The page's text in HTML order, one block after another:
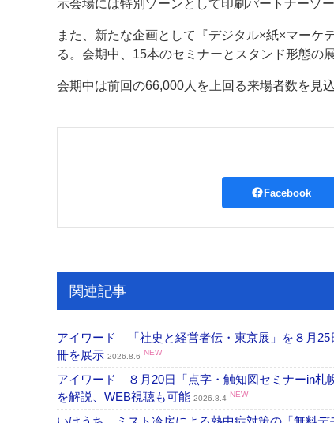
示会場には特別ゾーンとして印刷パートナーゾ
また、新たな企画として『デジタル×紙×マーケ
る。会期中、15本のセミナーとスタンド形態の
会期中は前回の66,000人を上回る来場者数を見込
Facebook
関連記事
アイワード 「社史と経営者伝・東京展」を８月
冊を展示 2026.8.6 NEW
アイワード ８月20日「点字・触知図セミナーin
を解説、WEB視聴も可能 2026.8.4 NEW